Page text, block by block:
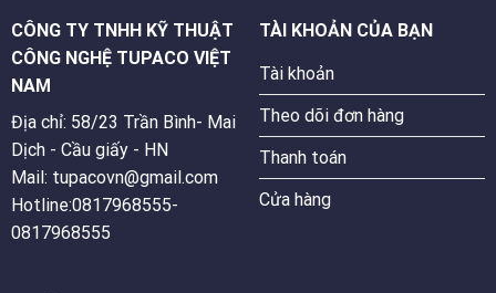
CÔNG TY TNHH KỸ THUẬT
CÔNG NGHỆ TUPACO VIỆT
NAM
Địa chỉ: 58/23 Trần Bình- Mai
Dịch - Cầu giấy - HN
Mail: tupacovn@gmail.com
Hotline:0817968555-
0817968555
TÀI KHOẢN CỦA BẠN
Tài khoản
Theo dõi đơn hàng
Thanh toán
Cửa hàng